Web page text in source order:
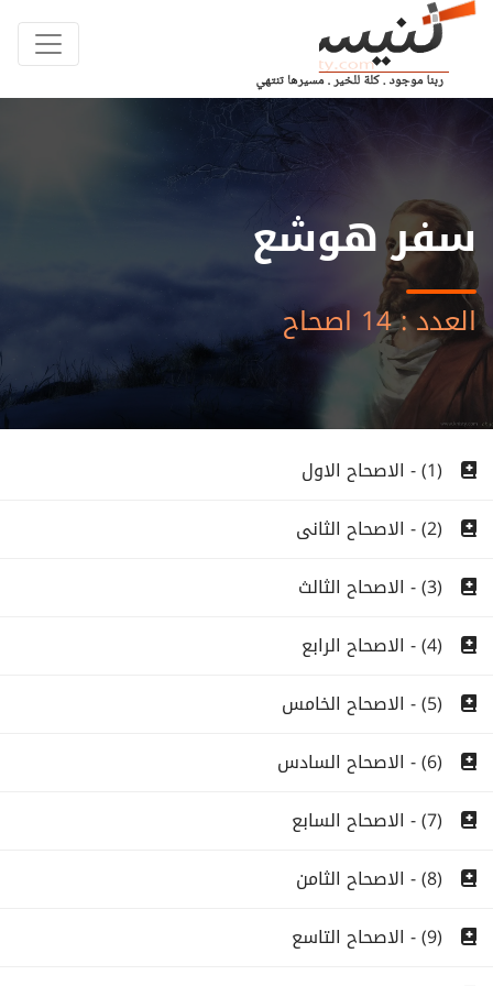
سفر هوشع
العدد : 14 اصحاح
(1) - الاصحاح الاول
(2) - الاصحاح الثانى
(3) - الاصحاح الثالث
(4) - الاصحاح الرابع
(5) - الاصحاح الخامس
(6) - الاصحاح السادس
(7) - الاصحاح السابع
(8) - الاصحاح الثامن
(9) - الاصحاح التاسع